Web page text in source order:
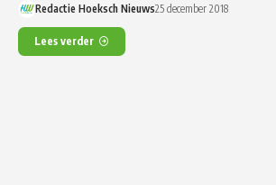
Redactie Hoeksch Nieuws25 december 2018
Lees verder